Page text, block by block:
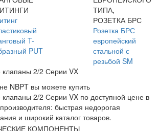
T-
PUT
ТИПА,
РОЗЕТКА БРС
Розетка БРС
европейский
стальной с
резьбой SM
клапаны 2/2 Серии VX
NBPT вы можете купить
клапаны 2/2 Серии VX по доступной цене в
быстрая недорогая
и широкий каталог товаров.